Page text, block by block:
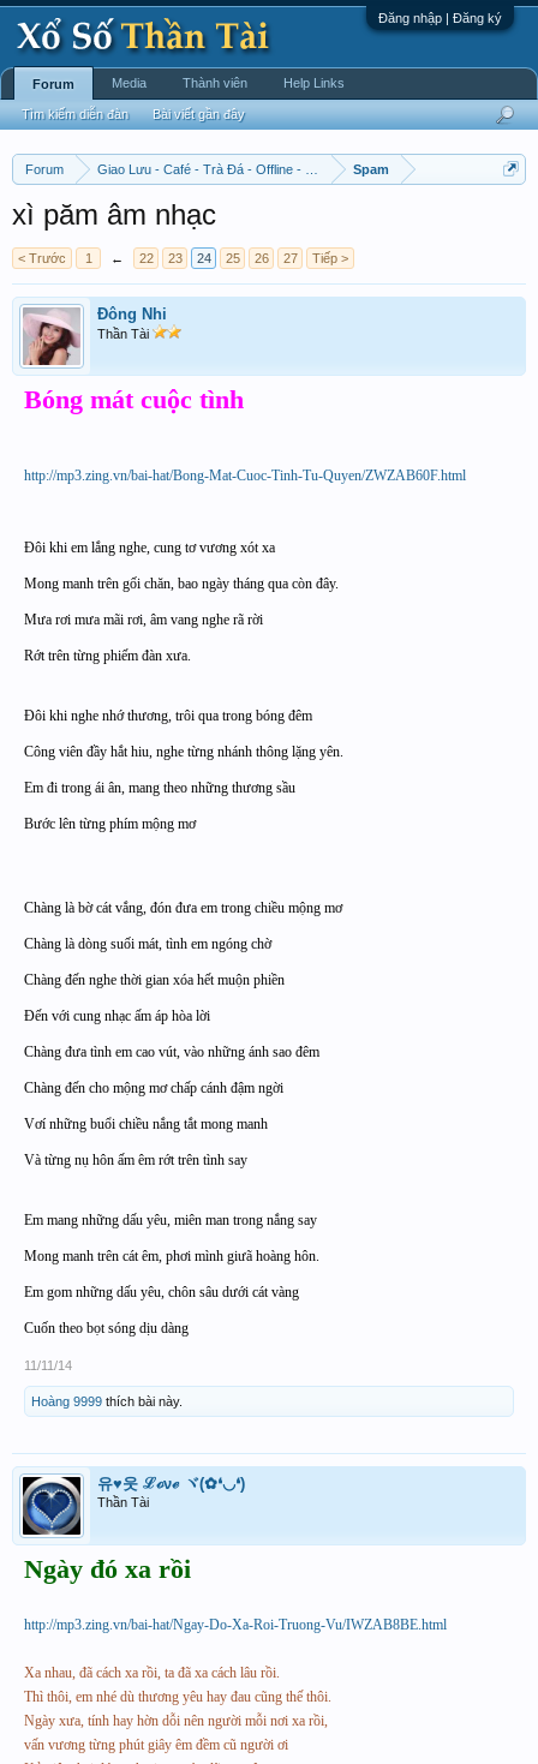
Đăng nhập | Đăng ký
Forum Giao Lưu - Café - Trà Đá - Offline - Tỉnh Tò Hihi!
Spam
xì păm âm nhạc
< Trước 1 ← 22 23 24 25 26 27 Tiếp >
Đông Nhi
Thần Tài
Bóng mát cuộc tình
http://mp3.zing.vn/bai-hat/Bong-Mat-Cuoc-Tinh-Tu-Quyen/ZWZAB60F.html
Đôi khi em lắng nghe, cung tơ vương xót xa
Mong manh trên gối chăn, bao ngày tháng qua còn đây.
Mưa rơi mưa mãi rơi, âm vang nghe rã rời
Rớt trên từng phiếm đàn xưa.
Đôi khi nghe nhớ thương, trôi qua trong bóng đêm
Công viên đầy hắt hiu, nghe từng nhánh thông lặng yên.
Em đi trong ái ân, mang theo những thương sầu
Bước lên từng phím mộng mơ
Chàng là bờ cát vắng, đón đưa em trong chiều mộng mơ
Chàng là dòng suối mát, tình em ngóng chờ
Chàng đến nghe thời gian xóa hết muộn phiền
Đến với cung nhạc ấm áp hòa lời
Chàng đưa tình em cao vút, vào những ánh sao đêm
Chàng đến cho mộng mơ chấp cánh đậm ngời
Vơí những buổi chiều nắng tắt mong manh
Và từng nụ hôn ấm êm rớt trên tình say
Em mang những dấu yêu, miên man trong nắng say
Mong manh trên cát êm, phơi mình giưã hoàng hôn.
Em gom những dấu yêu, chôn sâu dưới cát vàng
Cuốn theo bọt sóng dịu dàng
11/11/14
Hoàng 9999 thích bài này.
유♥웃 ℒℴνℯ ヾ(✿❛◡❛)
Thần Tài
Ngày đó xa rồi
http://mp3.zing.vn/bai-hat/Ngay-Do-Xa-Roi-Truong-Vu/IWZAB8BE.html
Xa nhau, đã cách xa rồi, ta đã xa cách lâu rồi.
Thì thôi, em nhé dù thương yêu hay đau cũng thế thôi.
Ngày xưa, tính hay hờn dỗi nên người mỗi nơi xa rồi,
vấn vương từng phút giây êm đềm cũ người ơi
Forum
Tìm kiếm diễn đàn Bài viết gần đây
Media Thành viên Help Links